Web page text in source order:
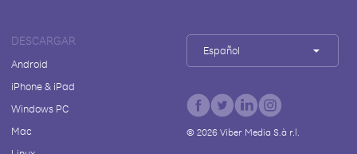
DESCARGAR
Android
iPhone & iPad
Windows PC
Mac
Español
© 2026Viber Media S.à r.l.